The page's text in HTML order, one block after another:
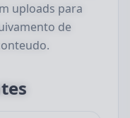
uploads para
de